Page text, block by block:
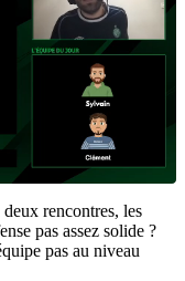
rencontres, les
pas assez solide ?
pas au niveau